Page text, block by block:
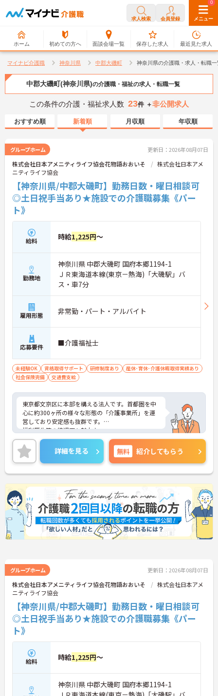
求人検索 会員登録 メニュー
ホーム 初めての方へ 面談会場一覧
0
保存した求人
0
最近見た求人
マイナビ介護職 神奈川県 中郡大磯町 神奈川県の介護職・求人・転職一
中郡大磯町(神奈川県)の介護職・福祉の求人・転職一覧
この条件の介護・福祉求人数 23件 ＋非公開求人
おすすめ順 新着順 月収順 年収順
グループホーム 更新日：2026年08月07日
株式会社日本アメニティライフ協会花物語おおいそ
株式会社日本アメ
ニティライフ協会
【神奈川県/中郡大磯町】勤務日数・曜日相談可
◎土日祝手当あり★施設での介護職募集《パー
ト》
給料 時給1,225円～
勤務地
神奈川県 中郡大磯町 国府本郷1194-1
ＪＲ東海道本線(東京－熱海)「大磯駅」バ
ス・車7分
雇用形態 非常勤・パート・アルバイト
応募要件 ■介護福祉士
未経験OK 資格取得サポート 研修制度あり
産休･育休･介護休暇取得実績あり
社会保険完備
交通費支給
東京都文京区に本部を構える法人です。首都圏を中
心に約300ヶ所の様々な形態の「介護事業所」を運
営しており安定感も抜群です。
福利厚生等の待遇面も魅力♪
ご興味ある方には、面接対策ポイントなど、さらに
詳細をお話しいたしますのでお気軽にご相談くださ
い！
詳細を見る 無料 紹介してもらう
グループホーム 更新日：2026年08月07日
株式会社日本アメニティライフ協会花物語おおいそ
株式会社日本アメ
ニティライフ協会
【神奈川県/中郡大磯町】勤務日数・曜日相談可
◎土日祝手当あり★施設での介護職募集《パー
ト》
給料 時給1,225円～
神奈川県 中郡大磯町 国府本郷1194-1